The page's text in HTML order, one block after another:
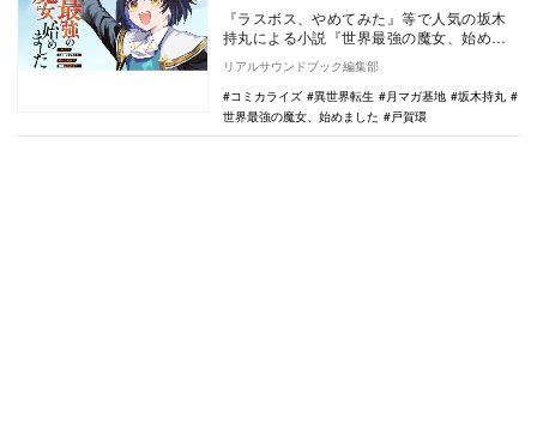
『ラスボス、やめてみた』等で人気の坂木
持丸による小説『世界最強の魔女、始めま
した ～私だけ『攻略サイト』を見れる世
界で自由に生き…
リアルサウンドブック編集部
コミカライズ
異世界転生 月マガ基地
坂木持丸
世界最強の魔女、始めました
戸賀環